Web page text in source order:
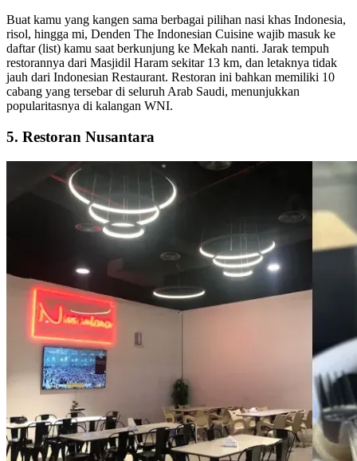
Buat kamu yang kangen sama berbagai pilihan nasi khas Indonesia,
risol, hingga mi, Denden The Indonesian Cuisine wajib masuk ke
daftar (list) kamu saat berkunjung ke Mekah nanti. Jarak tempuh
restorannya dari Masjidil Haram sekitar 13 km, dan letaknya tidak
jauh dari Indonesian Restaurant. Restoran ini bahkan memiliki 10
cabang yang tersebar di seluruh Arab Saudi, menunjukkan
popularitasnya di kalangan WNI.
5. Restoran Nusantara